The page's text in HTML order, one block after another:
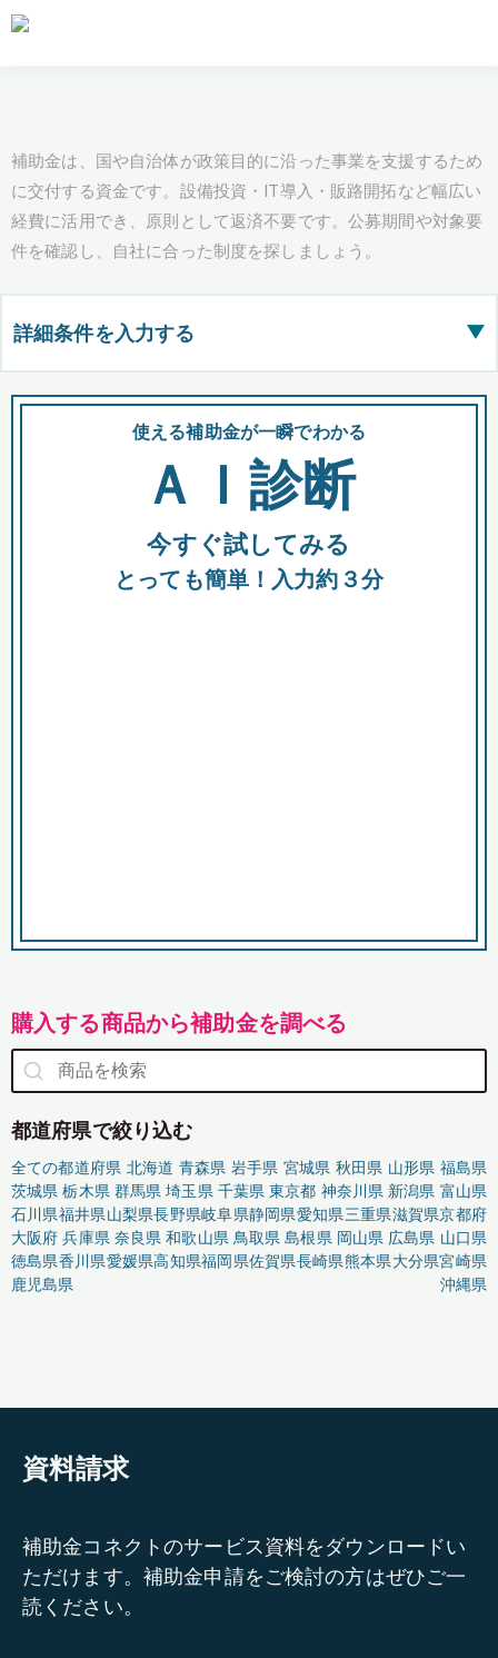
補助金は、国や自治体が政策目的に沿った事業を支援するため
に交付する資金です。設備投資・IT導入・販路開拓など幅広い
経費に活用でき、原則として返済不要です。公募期間や対象要
件を確認し、自社に合った制度を探しましょう。
詳細条件を入力する ▶
都道府県
全国の検索結果を含めて表示
助成金 融資 出資
使える補助金が一瞬でわかる
ＡＩ診断
今すぐ試してみる
とっても簡単！入力約３分
購入する商品から補助金を調べる
都道府県で絞り込む
全ての都道府県 北海道 青森県 岩手県 宮城県 秋田県 山形県 福島県
茨城県 栃木県 群馬県 埼玉県 千葉県 東京都 神奈川県 新潟県 富山県
石川県福井県山梨県長野県岐阜県静岡県愛知県三重県滋賀県京都府
大阪府 兵庫県 奈良県 和歌山県 鳥取県 島根県 岡山県 広島県 山口県
徳島県香川県愛媛県高知県福岡県佐賀県長崎県熊本県大分県宮崎県
鹿児島県
沖縄県
資料請求
補助金コネクトのサービス資料をダウンロードい
ただけます。補助金申請をご検討の方はぜひご一
読ください。